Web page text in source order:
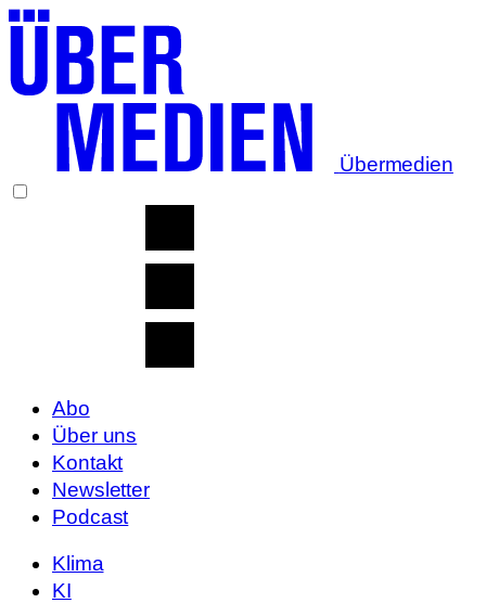
Übermedien
Abo
Über uns
Kontakt
Newsletter
Podcast
Klima
KI